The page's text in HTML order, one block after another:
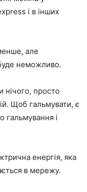
і в інших
але
неможливо.
нічого, просто
Щоб гальмувати, є
гальмування і
енергія, яка
в мережу.